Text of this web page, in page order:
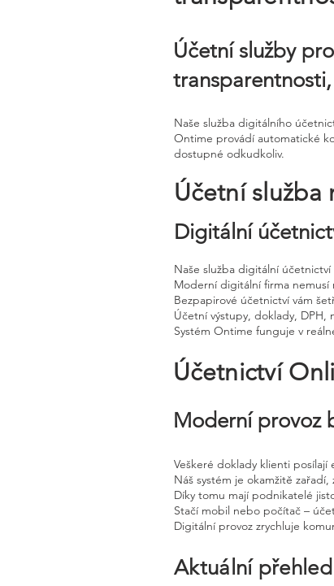
Účetní služby
Naše služba digitálního
Ontime provádí automatické
dostupné odkudkoliv.
Účetní služba
Digitální
Naše služba digitální
Moderní digitální firma nemusí
Bezpapirové účetnictví vám
Účetní výstupy, doklady,
Systém Ontime funguje v
Účetnictví
Moderní provoz
Veškeré doklady klienti
Náš systém je okamžitě
Díky tomu mají podnikatelé
Stačí mobil nebo počítač –
Digitální provoz zrychluje
Aktuální